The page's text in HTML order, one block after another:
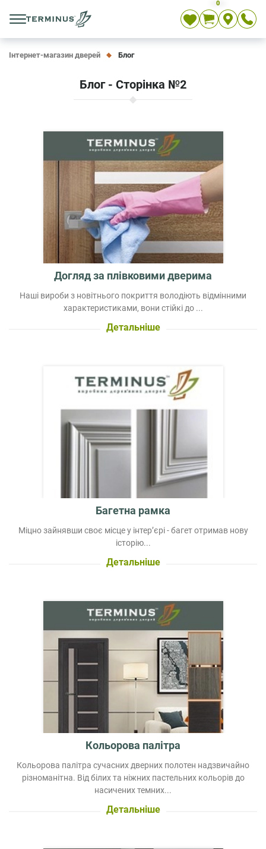
0
Інтернет-магазин дверей Блог
Блог - Сторінка №2
Догляд за плівковими дверима
Наші вироби з новітнього покриття володіють відмінними
характеристиками, вони стійкі до ...
Детальніше
Багетна рамка
Міцно зайнявши своє місце у інтер’єрі - багет отримав нову
історію...
Детальніше
Кольорова палітра
Кольорова палітра сучасних дверних полотен надзвичайно
різноманітна. Від білих та ніжних пастельних кольорів до
насичених темних...
Детальніше